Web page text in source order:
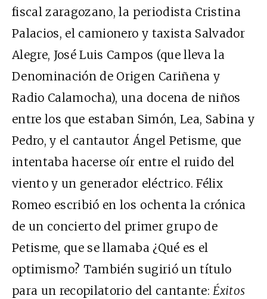
fiscal zaragozano, la periodista Cristina
Palacios, el camionero y taxista Salvador
Alegre, José Luis Campos (que lleva la
Denominación de Origen Cariñena y
Radio Calamocha), una docena de niños
entre los que estaban Simón, Lea, Sabina y
Pedro, y el cantautor Ángel Petisme, que
intentaba hacerse oír entre el ruido del
viento y un generador eléctrico. Félix
Romeo escribió en los ochenta la crónica
de un concierto del primer grupo de
Petisme, que se llamaba ¿Qué es el
optimismo? También sugirió un título
para un recopilatorio del cantante:Éxitos